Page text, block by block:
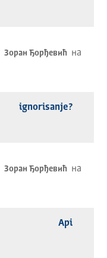
Зоран Ђорђевић на
ignorisanje?
Зоран Ђорђевић на
Api